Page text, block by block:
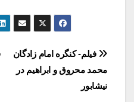
راهبری
نوشته
فیلم- کنگره امام زادگان
محمد محروق و ابراهیم در
نیشابور